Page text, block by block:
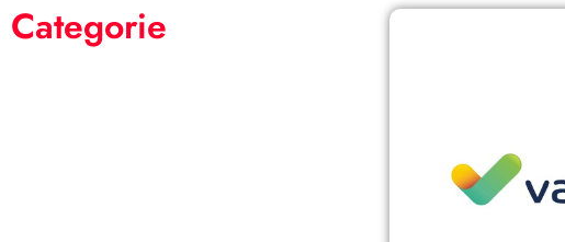
Categorie